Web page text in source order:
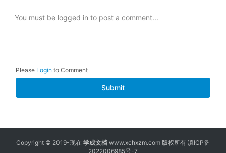
You must be logged in to post a comment...
Please Login to Comment
Submit
Copyright © 2019-现在 学成文档 www.xchxzm.com 版权所有 滇ICP备
2022006985号-7